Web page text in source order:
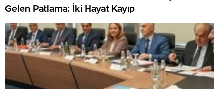
Gelen Patlama: İki Hayat Kayıp